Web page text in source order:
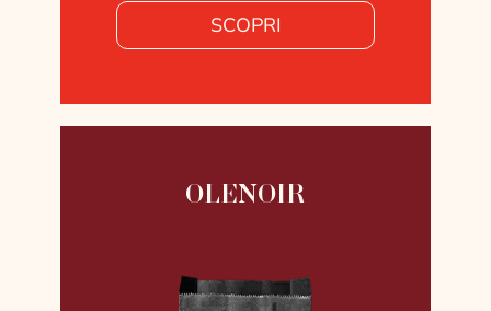
SCOPRI
OLENOIR